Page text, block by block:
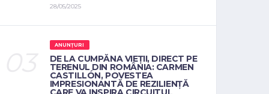
28/05/2025
ANUNȚURI
DE LA CUMPĂNA VIEȚII, DIRECT PE
TERENUL DIN ROMÂNIA: CARMEN
CASTILLÓN, POVESTEA
IMPRESIONANTĂ DE REZILIENȚĂ